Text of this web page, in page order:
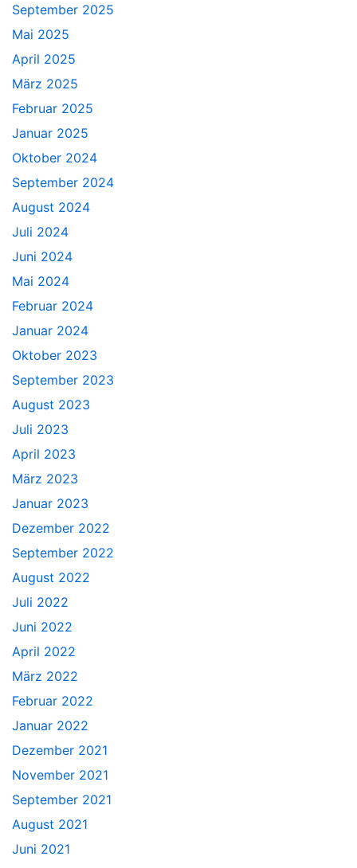
September 2025
Mai 2025
April 2025
März 2025
Februar 2025
Januar 2025
Oktober 2024
September 2024
August 2024
Juli 2024
Juni 2024
Mai 2024
Februar 2024
Januar 2024
Oktober 2023
September 2023
August 2023
Juli 2023
April 2023
März 2023
Januar 2023
Dezember 2022
September 2022
August 2022
Juli 2022
Juni 2022
April 2022
März 2022
Februar 2022
Januar 2022
Dezember 2021
November 2021
September 2021
August 2021
Juni 2021